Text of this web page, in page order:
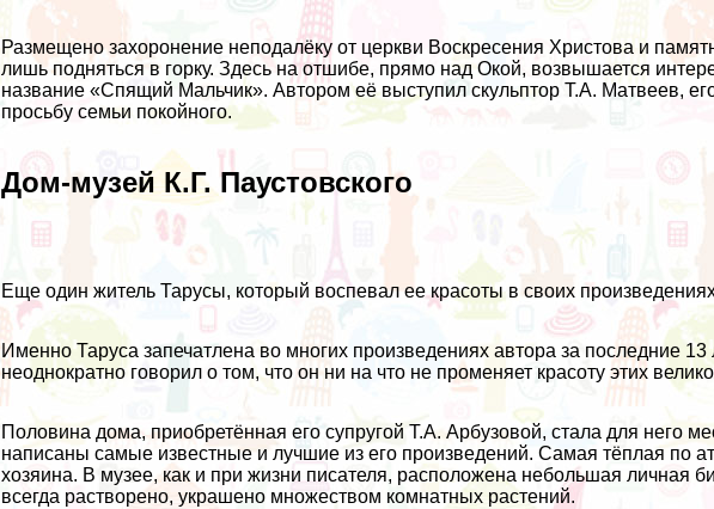
Размещено захоронение неподалёку от церкви Воскресения Христова и
лишь подняться в горку. Здесь на отшибе, прямо над Окой, возвышается
название «Спящий Мальчик». Автором её выступил скульптор Т.А. Матвеев,
просьбу семьи покойного.
Дом-музей К.Г. Паустовского
Еще один житель Тарусы, который воспевал ее красоты в своих
Именно Таруса запечатлена во многих произведениях автора за последние 13
неоднократно говорил о том, что он ни на что не променяет красоту этих
Половина дома, приобретённая его супругой Т.А. Арбузовой, стала для него
написаны самые известные и лучшие из его произведений. Самая тёплая по
хозяина. В музее, как и при жизни писателя, расположена небольшая личная
всегда растворено, украшено множеством комнатных растений.